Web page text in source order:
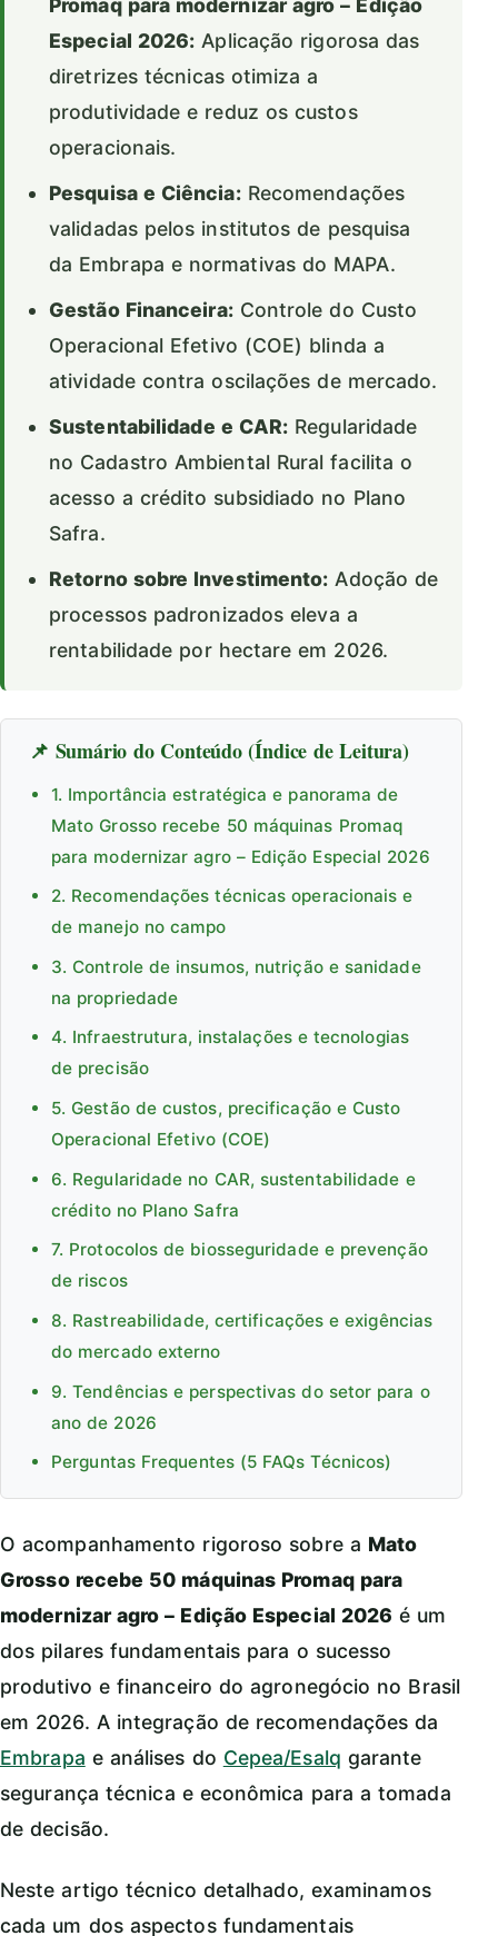
Promaq para modernizar agro – Edição
Especial 2026: Aplicação rigorosa das
diretrizes técnicas otimiza a
produtividade e reduz os custos
operacionais.
Pesquisa e Ciência:Recomendações
validadas pelos institutos de pesquisa
da Embrapa e normativas do MAPA.
Gestão Financeira:Controle do Custo
Operacional Efetivo (COE) blinda a
atividade contra oscilações de mercado.
Sustentabilidade e CAR: Regularidade
no Cadastro Ambiental Rural facilita o
acesso a crédito subsidiado no Plano
Safra.
Retorno sobre Investimento: Adoção de
processos padronizados eleva a
rentabilidade por hectare em 2026.
📌 Sumário do Conteúdo (Índice de Leitura)
1. Importância estratégica e panorama de
Mato Grosso recebe 50 máquinas Promaq
para modernizar agro – Edição Especial 2026
2. Recomendações técnicas operacionais e
de manejo no campo
3. Controle de insumos, nutrição e sanidade
na propriedade
4. Infraestrutura, instalações e tecnologias
de precisão
5. Gestão de custos, precificação e Custo
Operacional Efetivo (COE)
6. Regularidade no CAR, sustentabilidade e
crédito no Plano Safra
7. Protocolos de biosseguridade e prevenção
de riscos
8. Rastreabilidade, certificações e exigências
do mercado externo
9. Tendências e perspectivas do setor para o
ano de 2026
Perguntas Frequentes (5 FAQs Técnicos)
O acompanhamento rigoroso sobre a Mato
Grosso recebe 50 máquinas Promaq para
modernizar agro – Edição Especial 2026 é um
dos pilares fundamentais para o sucesso
produtivo e financeiro do agronegócio no Brasil
em 2026. A integração de recomendações da
Embrapa e análises do Cepea/Esalq garante
segurança técnica e econômica para a tomada
de decisão.
Neste artigo técnico detalhado, examinamos
cada um dos aspectos fundamentais